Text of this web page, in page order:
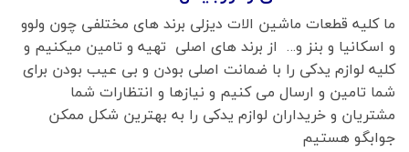
ما کلیه قطعات ماشین الات دیزلی برند های مختلفی چون ولوو
و اسکانیا و بنز و… از برند های اصلی تهیه و تامین میکنیم و
کلیه لوازم یدکی را با ضمانت اصلی بودن و بی عیب بودن برای
شما تامین و ارسال می کنیم و نیازها و انتظارات شما
مشتریان و خریداران لوازم یدکی را به بهترین شکل ممکن
جوابگو هستیم